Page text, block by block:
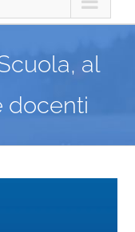
al
docenti